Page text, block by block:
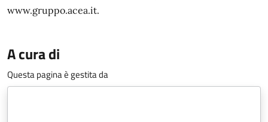
www.gruppo.acea.it.
A cura di
Questa pagina è gestita da